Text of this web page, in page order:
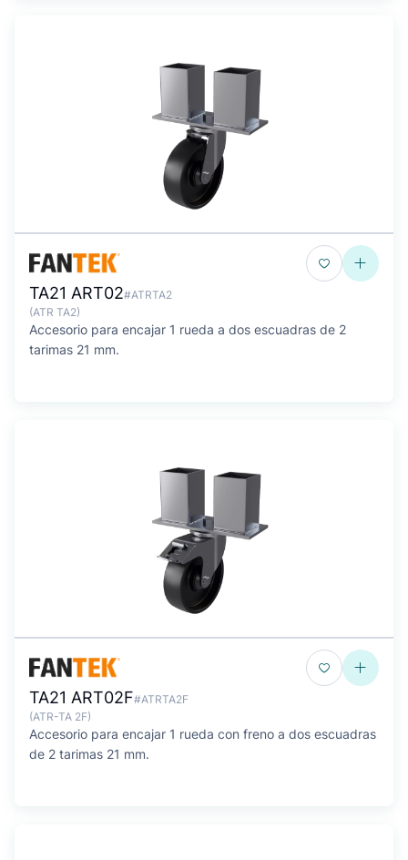
TA21 ART02#ATRTA2
(ATR TA2)
Accesorio para encajar 1 rueda a dos escuadras de 2
tarimas 21 mm.
TA21 ART02F#ATRTA2F
(ATR-TA 2F)
Accesorio para encajar 1 rueda con freno a dos escuadras
de 2 tarimas 21 mm.